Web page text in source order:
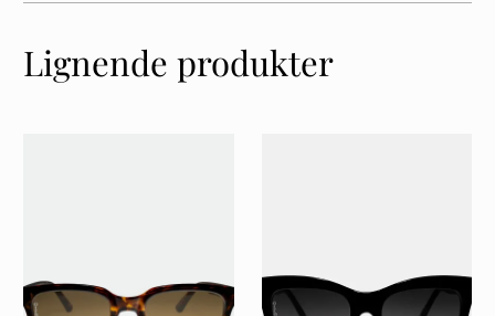
Lignende produkter